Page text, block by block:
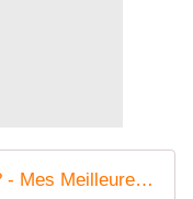
Comment congeler une brioche? - Mes Meilleures Recettes Faciles